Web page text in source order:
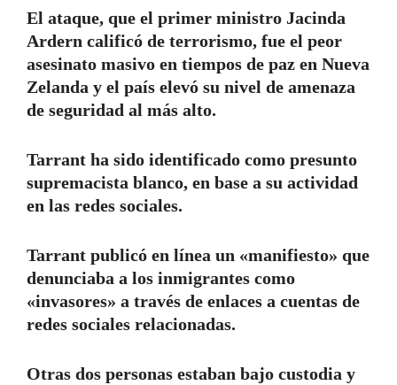
El ataque, que el primer ministro Jacinda
Ardern calificó de terrorismo, fue el peor
asesinato masivo en tiempos de paz en Nueva
Zelanda y el país elevó su nivel de amenaza
de seguridad al más alto.
Tarrant ha sido identificado como presunto
supremacista blanco, en base a su actividad
en las redes sociales.
Tarrant publicó en línea un «manifiesto» que
denunciaba a los inmigrantes como
«invasores» a través de enlaces a cuentas de
redes sociales relacionadas.
Otras dos personas estaban bajo custodia y